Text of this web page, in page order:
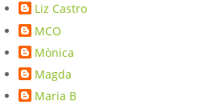
Liz Castro
MCO
Mònica
Magda
Maria B